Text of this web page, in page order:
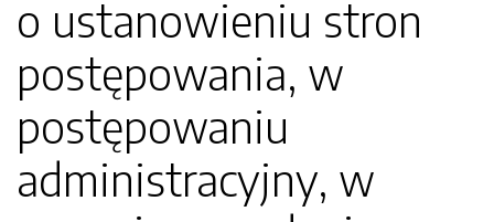
o ustanowieniu stron
postępowania, w
postępowaniu
administracyjny, w